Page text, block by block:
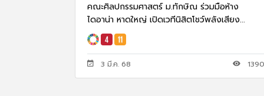
คณะศิลปกรรมศาสตร์ ม.ทักษิณ ร่วมมือห้าง
ไดอาน่า หาดใหญ่ เปิดเวทีนิสิตโชว์พลังเสียง...
3 มี.ค. 68